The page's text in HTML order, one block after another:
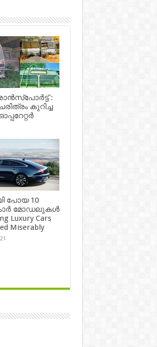
:
കുറിച്ച
പോയ 10
മോഡലുകൾ
Luxury Cars
Miserably